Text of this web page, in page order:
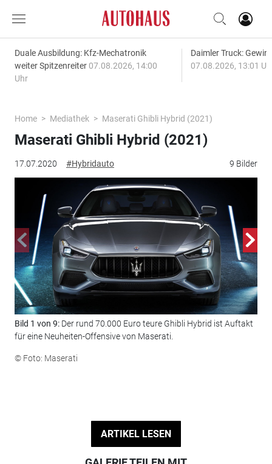
Duale Ausbildung: Kfz-Mechatronik
weiter Spitzenreiter 07.08.2026, 14:00
Uhr
Daimler Truck:
07.08.2026, 13:01
Home Mediathek Maserati Ghibli Hybrid (2021)
17.07.2020 #Hybridauto 9 Bilder
Maserati Ghibli Hybrid (2021)
Bild 1 von 9: Der rund 70.000 Euro teure Ghibli Hybrid ist Auftakt
für eine Neuheiten-Offensive von Maserati.
© Foto: Maserati
ARTIKEL LESEN